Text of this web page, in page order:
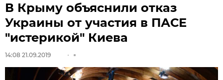
В Крыму объяснили отказ
Украины от участия в ПАСЕ
"истерикой" Киева
14:08 21.09.2019